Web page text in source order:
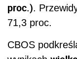
proc.).
71,3 proc.
CBOS